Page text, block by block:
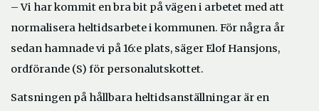
– Vi har kommit en bra bit på vägen i arbetet med att
normalisera heltidsarbete i kommunen. För några år
sedan hamnade vi på 16:e plats, säger Elof Hansjons,
ordförande (S) för personalutskottet.
Satsningen på hållbara heltidsanställningar är en